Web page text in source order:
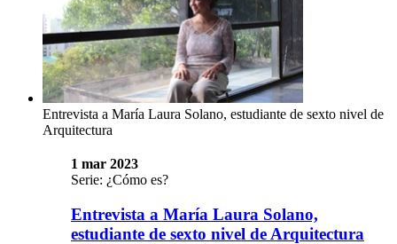
Entrevista a María Laura Solano, estudiante de sexto nivel de
Arquitectura
1 mar 2023
Serie: ¿Cómo es?
Entrevista a María Laura Solano,
estudiante de sexto nivel de Arquitectura